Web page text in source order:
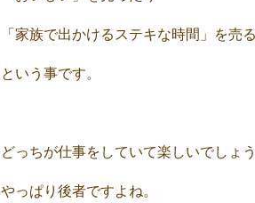
「家族で出かけるステキな時間」を売る
という事です。
どっちが仕事をしていて楽しいでしょ
やっぱり後者ですよね。